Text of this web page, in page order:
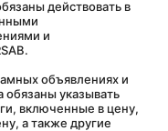
и
обязаны указывать
включенные в цену,
а также другие